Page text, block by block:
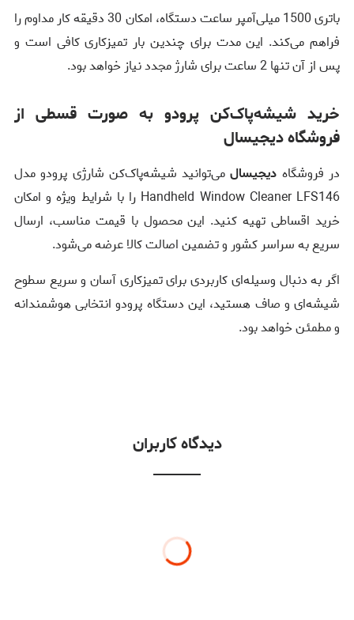
باتری 1500 میلی‌آمپر ساعت دستگاه، امکان 30 دقیقه کار مداوم را
فراهم می‌کند. این مدت برای چندین بار تمیزکاری کافی است و
پس از آن تنها 2 ساعت برای شارژ مجدد نیاز خواهد بود.
خرید شیشه‌پاک‌کن پرودو به صورت قسطی از
فروشگاه دیجیسال
در فروشگاه دیجیسالمی‌توانید شیشه‌پاک‌کن شارژی پرودو مدل
Handheld Window Cleaner LFS146 را با شرایط ویژه و امکان
خرید اقساطی تهیه کنید. این محصول با قیمت مناسب، ارسال
سریع به سراسر کشور و تضمین اصالت کالا عرضه می‌شود.
اگر به دنبال وسیله‌ای کاربردی برای تمیزکاری آسان و سریع سطوح
شیشه‌ای و صاف هستید، این دستگاه پرودو انتخابی هوشمندانه
و مطمئن خواهد بود.
دیدگاه کاربران